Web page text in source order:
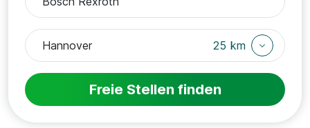
25 km
Freie Stellen finden